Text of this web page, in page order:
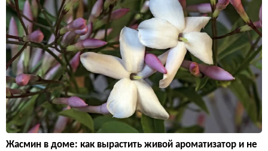
Жасмин в доме: как вырастить живой ароматизатор и не